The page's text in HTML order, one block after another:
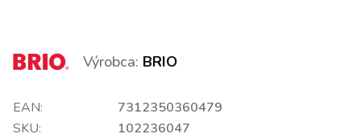
Výrobca: BRIO
EAN:
7312350360479
SKU:
102236047